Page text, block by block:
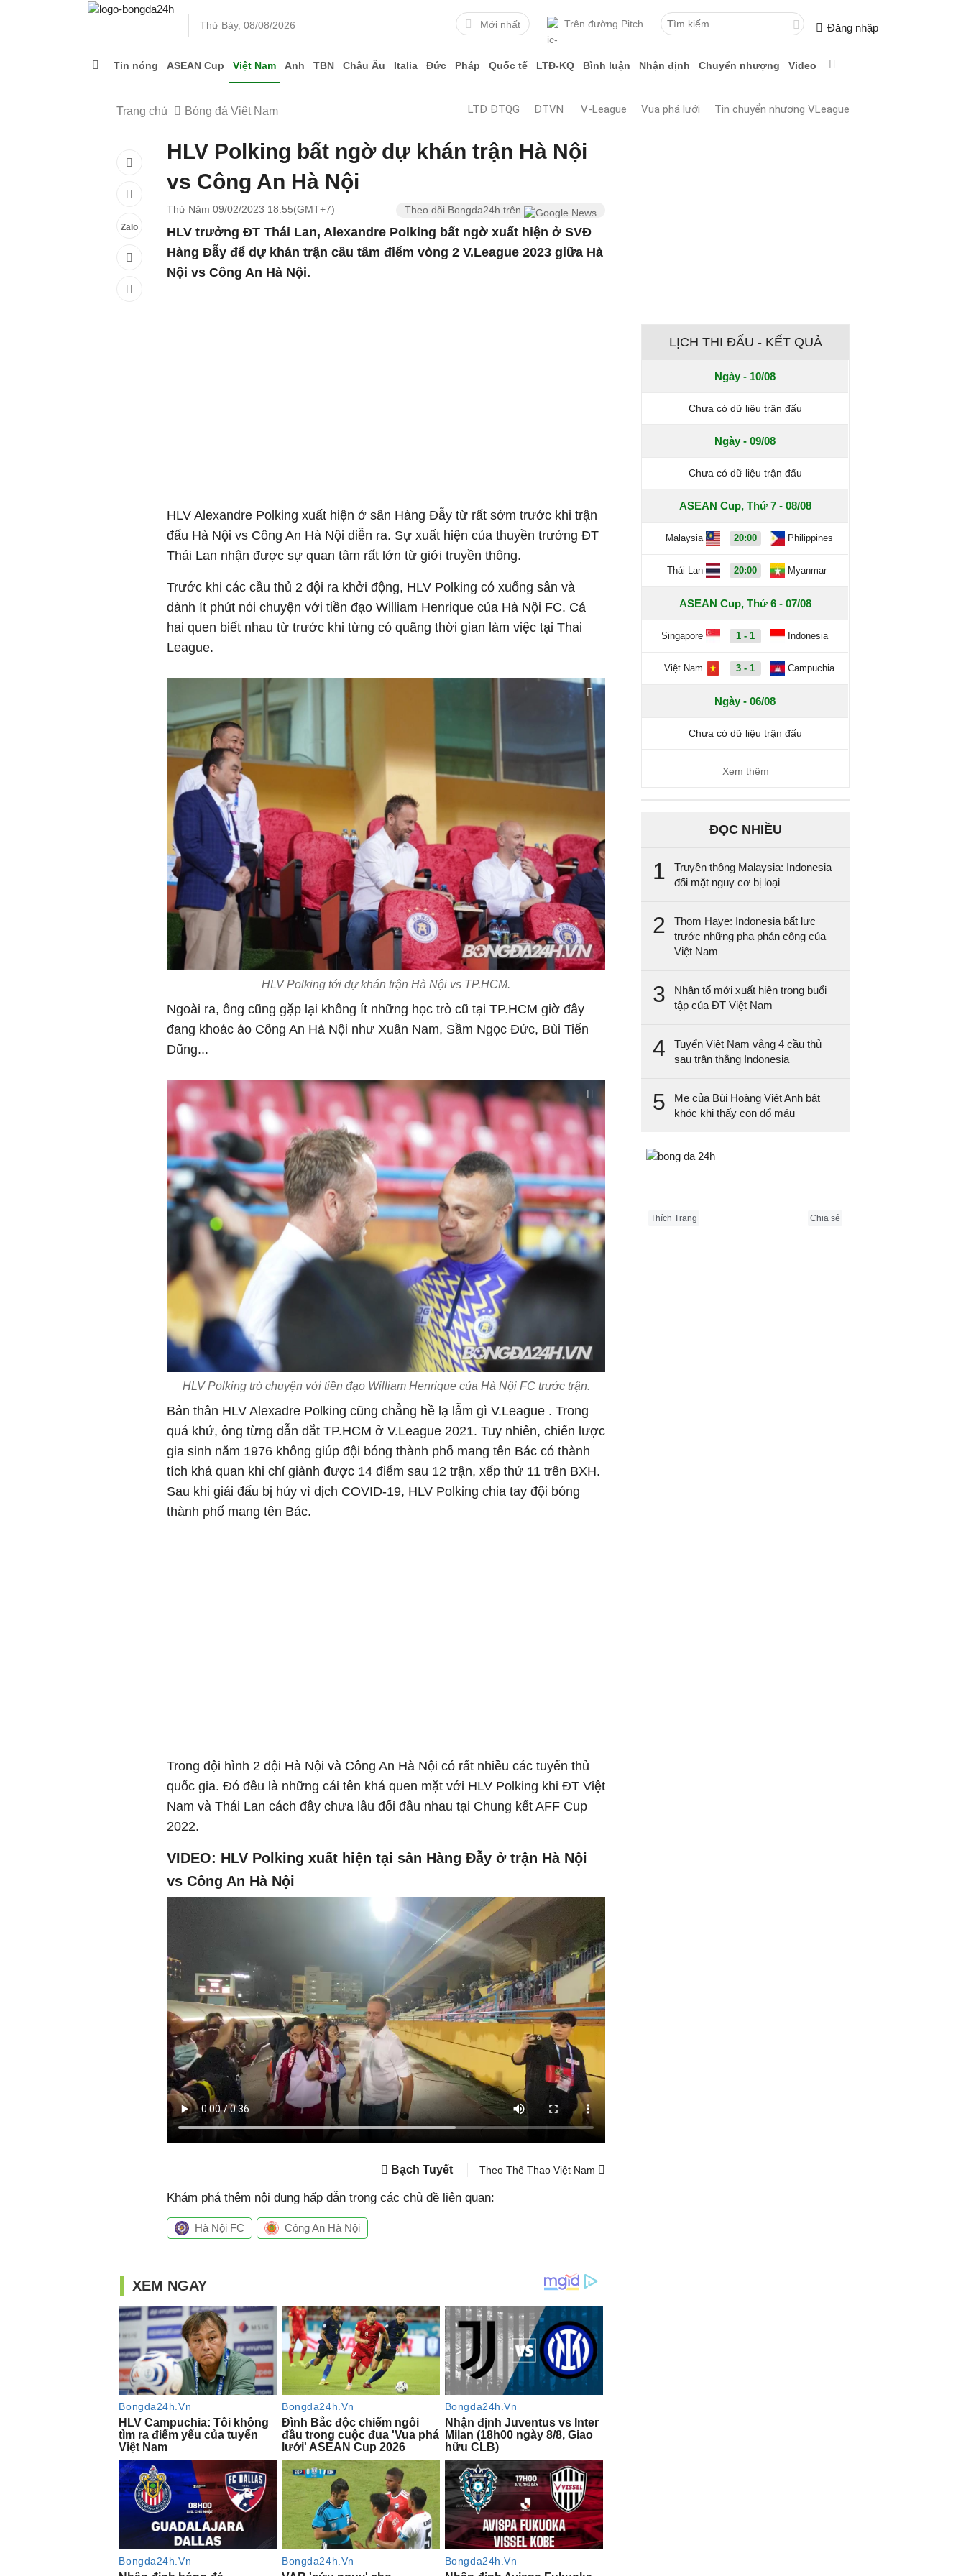
Thứ Bảy, 08/08/2026 Mới nhất Trên đường Pitch Đăng nhập
Tin nóng ASEAN Cup Việt Nam Anh TBN Châu Âu Italia Đức Pháp Quốc tế LTĐ-KQ Bình luận Nhận định Chuyển nhượng Video
Trang chủ Bóng đá Việt Nam LTĐ ĐTQG ĐTVN V-League Vua phá lưới Tin chuyển nhượng VLeague
Zalo
HLV Polking bất ngờ dự khán trận Hà Nội
vs Công An Hà Nội
Thứ Năm 09/02/2023 18:55(GMT+7) Theo dõi Bongda24h trên
HLV trưởng ĐT Thái Lan, Alexandre Polking bất ngờ xuất hiện ở SVĐ
Hàng Đẫy để dự khán trận cầu tâm điểm vòng 2 V.League 2023 giữa Hà
Nội vs Công An Hà Nội.
HLV Alexandre Polking xuất hiện ở sân Hàng Đẫy từ rất sớm trước khi trận
đấu Hà Nội vs Công An Hà Nội diễn ra. Sự xuất hiện của thuyền trưởng ĐT
Thái Lan nhận được sự quan tâm rất lớn từ giới truyền thông.
Trước khi các cầu thủ 2 đội ra khởi động, HLV Polking có xuống sân và
dành ít phút nói chuyện với tiền đạo William Henrique của Hà Nội FC. Cả
hai quen biết nhau từ trước khi từng có quãng thời gian làm việc tại Thai
League.
HLV Polking tới dự khán trận Hà Nội vs TP.HCM.
Ngoài ra, ông cũng gặp lại không ít những học trò cũ tại TP.HCM giờ đây
đang khoác áo Công An Hà Nội như Xuân Nam, Sầm Ngọc Đức, Bùi Tiến
Dũng...
HLV Polking trò chuyện với tiền đạo William Henrique của Hà Nội FC trước trận.
Bản thân HLV Alexadre Polking cũng chẳng hề lạ lẫm gì V.League . Trong
quá khứ, ông từng dẫn dắt TP.HCM ở V.League 2021. Tuy nhiên, chiến lược
gia sinh năm 1976 không giúp đội bóng thành phố mang tên Bác có thành
tích khả quan khi chỉ giành được 14 điểm sau 12 trận, xếp thứ 11 trên BXH.
Sau khi giải đấu bị hủy vì dịch COVID-19, HLV Polking chia tay đội bóng
thành phố mang tên Bác.
Trong đội hình 2 đội Hà Nội và Công An Hà Nội có rất nhiều các tuyển thủ
quốc gia. Đó đều là những cái tên khá quen mặt với HLV Polking khi ĐT Việt
Nam và Thái Lan cách đây chưa lâu đối đầu nhau tại Chung kết AFF Cup
2022.
VIDEO: HLV Polking xuất hiện tại sân Hàng Đẫy ở trận Hà Nội
vs Công An Hà Nội
Bạch Tuyết Theo Thể Thao Việt Nam
Khám phá thêm nội dung hấp dẫn trong các chủ đề liên quan:
Hà Nội FC Công An Hà Nội
LỊCH THI ĐẤU - KẾT QUẢ
Ngày - 10/08
Chưa có dữ liệu trận đấu
Ngày - 09/08
Chưa có dữ liệu trận đấu
ASEAN Cup, Thứ 7 - 08/08
Malaysia 20:00 Philippines
Thái Lan 20:00 Myanmar
ASEAN Cup, Thứ 6 - 07/08
Singapore 1 - 1 Indonesia
Việt Nam 3 - 1 Campuchia
Ngày - 06/08
Chưa có dữ liệu trận đấu
Xem thêm
ĐỌC NHIỀU
1
Truyền thông Malaysia: Indonesia
đối mặt nguy cơ bị loại
2
Thom Haye: Indonesia bất lực
trước những pha phản công của
Việt Nam
3
Nhân tố mới xuất hiện trong buổi
tập của ĐT Việt Nam
4
Tuyển Việt Nam vắng 4 cầu thủ
sau trận thắng Indonesia
5
Mẹ của Bùi Hoàng Việt Anh bật
khóc khi thấy con đổ máu
Thích Trang Chia sẻ